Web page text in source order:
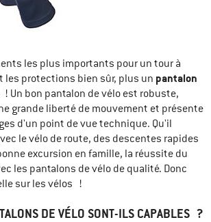
les plus importants pour un tour à
les protections bien sûr, plus un pantalon
Un bon pantalon de vélo est robuste,
grande liberté de mouvement et présente
d'un point de vue technique. Qu'il
le vélo de route, des descentes rapides
excursion en famille, la réussite du
les pantalons de vélo de qualité. Donc
sur les vélos !
DE VÉLO SONT-ILS CAPABLES ?